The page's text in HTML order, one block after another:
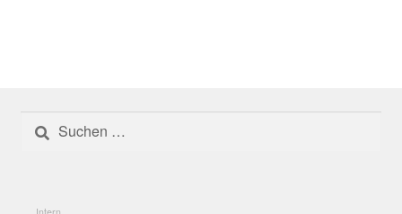
Informations- und Vernetzungsplattformen
Suchen
nach: